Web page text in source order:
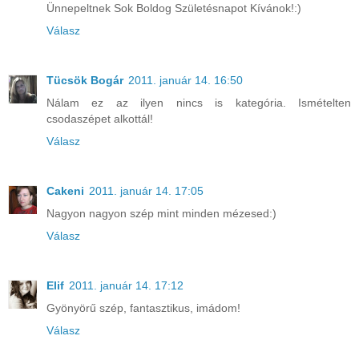
Ünnepeltnek Sok Boldog Születésnapot Kívánok!:)
Válasz
Tücsök Bogár 2011. január 14. 16:50
Nálam ez az ilyen nincs is kategória. Ismételten
csodaszépet alkottál!
Válasz
Cakeni 2011. január 14. 17:05
Nagyon nagyon szép mint minden mézesed:)
Válasz
Elif 2011. január 14. 17:12
Gyönyörű szép, fantasztikus, imádom!
Válasz